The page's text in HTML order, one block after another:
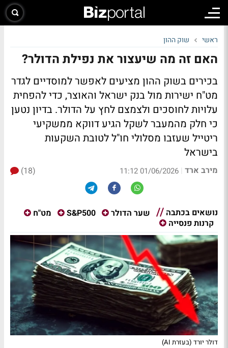
ראשי שוק ההון
האם זה מה שיעצור את נפילת הדולר?
בכירים בשוק ההון מציעים לאפשר למוסדיים לגדר
מט"ח ישירות מול בנק ישראל והאוצר, כדי להפחית
עלויות לחוסכים ולצמצם לחץ על הדולר. בדיון נטען
כי חלק מהמעבר לשקל הגיע דווקא ממשקיעי
ריטייל שעזבו מסלולי חו"ל לטובת השקעות
בישראל
מירב ארד |
01/06/2026 11:12
(18)
נושאים בכתבה שער הדולר S&P500
מט"ח
קרנות פנסייה
דולר יורד (בעזרת AI)